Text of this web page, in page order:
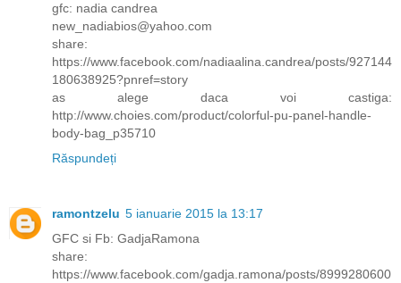
gfc: nadia candrea
new_nadiabios@yahoo.com
share:
https://www.facebook.com/nadiaalina.candrea/posts/927144
180638925?pnref=story
as alege daca voi castiga:
http://www.choies.com/product/colorful-pu-panel-handle-
body-bag_p35710
Răspundeți
ramontzelu 5 ianuarie 2015 la 13:17
GFC si Fb: GadjaRamona
share:
https://www.facebook.com/gadja.ramona/posts/8999280600